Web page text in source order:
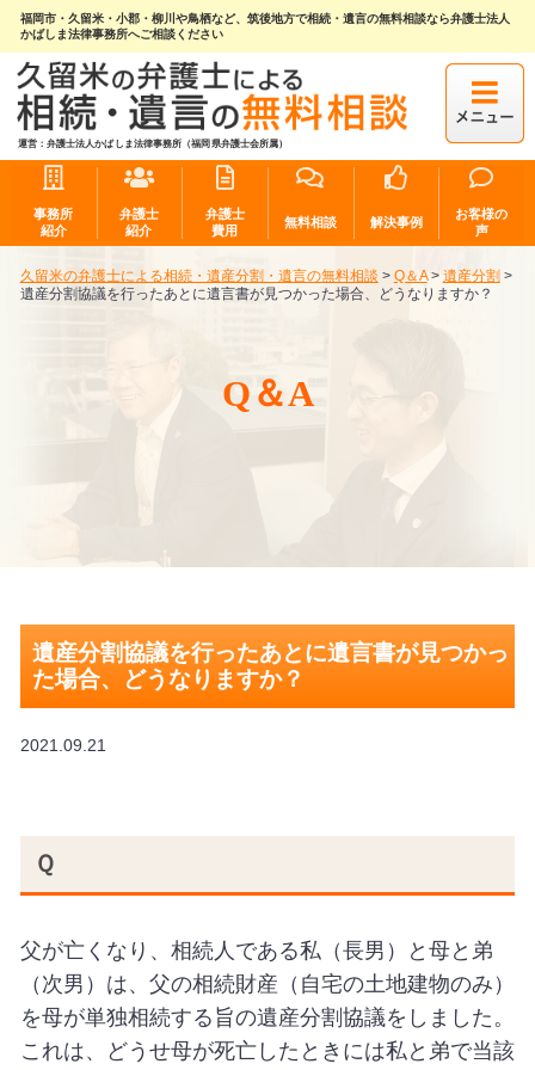
福岡市・久留米・小郡・柳川や鳥栖など、筑後地方で相続・遺言の無料相談なら弁護士法人
かばしま法律事務所へご相談ください
運営：弁護士法人かばしま法律事務所（福岡県弁護士会所属）
事務所
紹介
弁護士
紹介
弁護士
費用
無料相談 解決事例
お客様の
声
久留米の弁護士による相続・遺産分割・遺言の無料相談 > Q＆A> 遺産分割 >
遺産分割協議を行ったあとに遺言書が見つかった場合、どうなりますか？
Q＆A
遺産分割協議を行ったあとに遺言書が見つかっ
た場合、どうなりますか？
2021.09.21
Ｑ
父が亡くなり、相続人である私（長男）と母と弟
（次男）は、父の相続財産（自宅の土地建物のみ）
を母が単独相続する旨の遺産分割協議をしました。
これは、どうせ母が死亡したときには私と弟で当該